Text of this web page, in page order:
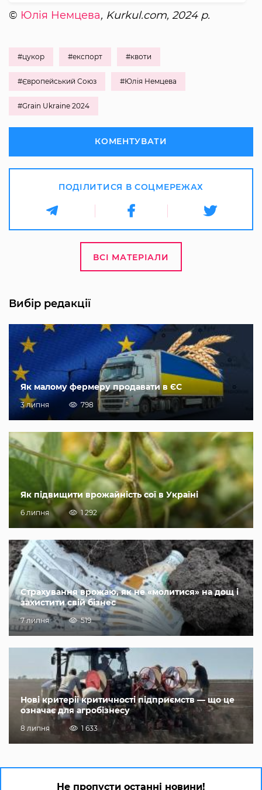
© Юлія Немцева, Kurkul.com, 2024 р.
#цукор #експорт #квоти
#Європейський Союз #Юлія Немцева
#Grain Ukraine 2024
КОМЕНТУВАТИ
ПОДІЛИТИСЯ В СОЦМЕРЕЖАХ
ВСІ МАТЕРІАЛИ
Вибір редакції
Як малому фермеру продавати в ЄС
3 липня 798
Як підвищити врожайність сої в Україні
6 липня 1 292
Страхування врожаю, як не «молитися» на дощ і
захистити свій бізнес
7 липня 519
Нові критерії критичності підприємств — що це
означає для агробізнесу
8 липня 1 633
Не пропусти останні новини!